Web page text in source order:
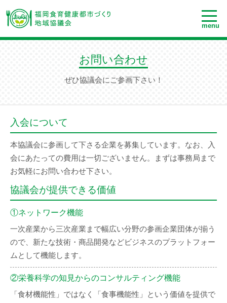
menu
お問い合わせ
ぜひ協議会にご参画下さい！
入会について
本協議会に参画して下さる企業を募集しています。なお、入
会にあたっての費用は一切ございません。まずは事務局まで
お気軽にお問い合わせ下さい。
協議会が提供できる価値
①ネットワーク機能
一次産業から三次産業まで幅広い分野の参画企業団体が揃う
ので、新たな技術・商品開発などビジネスのプラットフォー
ムとして機能します。
②栄養科学の知見からのコンサルティング機能
「食材機能性」ではなく「食事機能性」という価値を提供で